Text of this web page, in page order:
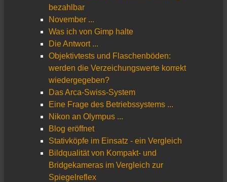
bezahlbar
November ...
Was ich von Gimp halte
Die Antwort ...
Objektivtests und Flaschenböden:
werden die Verzeichungswerte korrekt
wiedergegeben?
Das Arca-Swiss-System
Eine Frage des Betriebssystems ...
Nikon an Olympus ...
Blog eröffnet
Stativköpfe im Einsatz - ein Vergleich
Bildqualität von Kompakt- und
Bridgekameras im Vergleich zur
Spiegelreflex